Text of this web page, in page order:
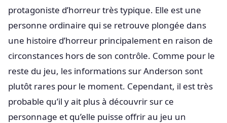
protagoniste d’horreur très typique. Elle est une
personne ordinaire qui se retrouve plongée dans
une histoire d’horreur principalement en raison de
circonstances hors de son contrôle. Comme pour le
reste du jeu, les informations sur Anderson sont
plutôt rares pour le moment. Cependant, il est très
probable qu’il y ait plus à découvrir sur ce
personnage et qu’elle puisse offrir au jeu un